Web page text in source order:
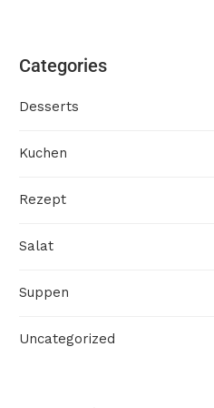
Categories
Desserts
Kuchen
Rezept
Salat
Suppen
Uncategorized